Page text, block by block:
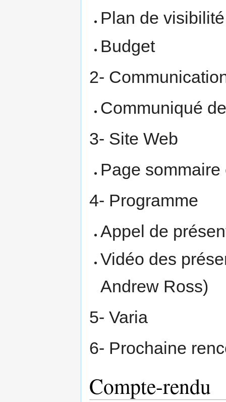
Plan de visibilité
Budget
2-
Communiqué
3- Site Web
Page
4- Programme
Appel de
Vidéo des
Andrew Ross)
5- Varia
6- Prochaine
Compte-rendu